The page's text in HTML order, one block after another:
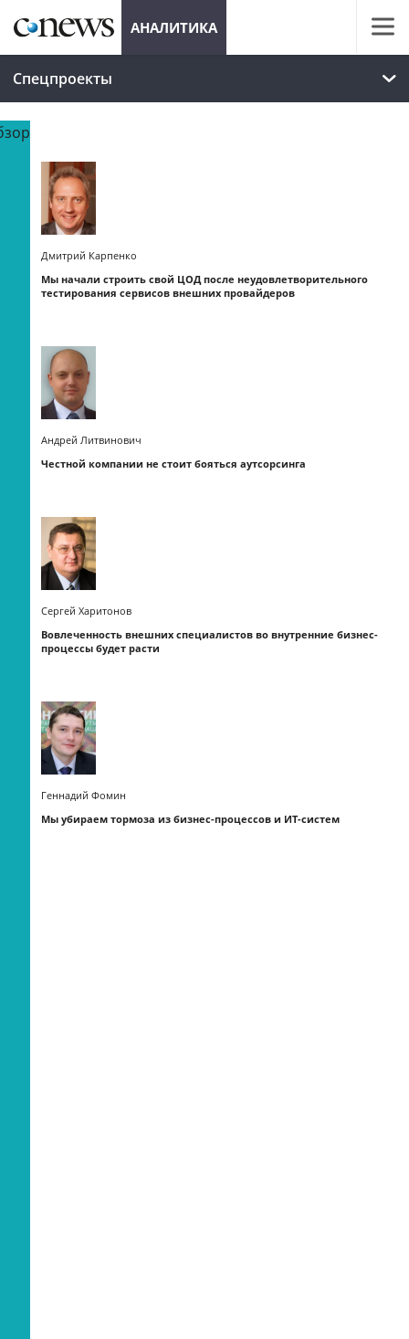
АНАЛИТИКА
Спецпроекты
Дмитрий Карпенко
Мы начали строить свой ЦОД после неудовлетворительного
тестирования сервисов внешних провайдеров
Андрей Литвинович
Честной компании не стоит бояться аутсорсинга
Сергей Харитонов
Вовлеченность внешних специалистов во внутренние бизнес-
процессы будет расти
Геннадий Фомин
Мы убираем тормоза из бизнес-процессов и ИТ-систем